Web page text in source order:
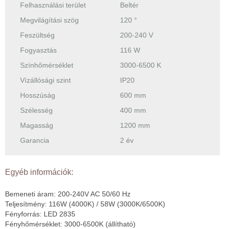
Felhasználási terület
Beltér
Megvilágítási szög
120 °
Feszültség
200-240 V
Fogyasztás
116 W
Színhőmérséklet
3000-6500 K
Vízállósági szint
IP20
Hosszúság
600 mm
Szélesség
400 mm
Magasság
1200 mm
Garancia
2 év
Egyéb információk:
Bemeneti áram: 200-240V AC 50/60 Hz
Teljesítmény: 116W (4000K) / 58W (3000K/6500K)
Fényforrás: LED 2835
Fényhőmérséklet: 3000-6500K (állítható)